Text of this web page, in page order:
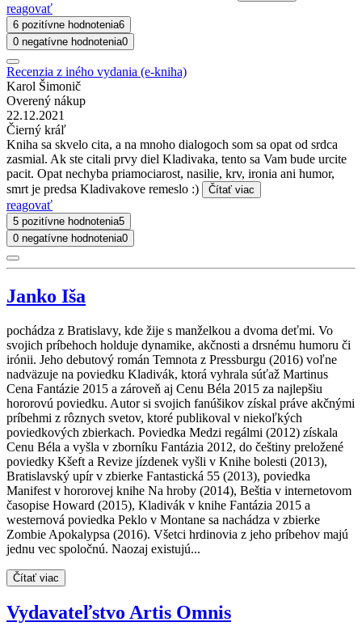
reagovať
6 pozitívne hodnotenia6
0 negatívne hodnotenia0
Recenzia z iného vydania (e-kniha)
Karol Šimonič
Overený nákup
22.12.2021
Čierný kráľ
Kniha sa skvelo cita, a na mnoho dialogoch som sa opat od srdca
zasmial. Ak ste citali prvy diel Kladivaka, tento sa Vam bude urcite
pacit. Opat nechyba priamociarost, nasilie, krv, ironia ani humor,
smrt je predsa Kladivakove remeslo :)
Čítať viac
reagovať
5 pozitívne hodnotenia5
0 negatívne hodnotenia0
Janko Iša
pochádza z Bratislavy, kde žije s manželkou a dvoma deťmi. Vo
svojich príbehoch holduje dynamike, akčnosti a drsnému humoru či
irónii. Jeho debutový román Temnota z Pressburgu (2016) voľne
nadväzuje na poviedku Kladivák, ktorá vyhrala súťaž Martinus
Cena Fantázie 2015 a zároveň aj Cenu Béla 2015 za najlepšiu
hororovú poviedku. Autor si svojich fanúšikov získal práve akčnými
príbehmi z rôznych svetov, ktoré publikoval v niekoľkých
poviedkových zbierkach. Poviedka Medzi regálmi (2012) získala
Cenu Béla a vyšla v zborníku Fantázia 2012, do češtiny preložené
poviedky Kšeft a Revize jízdenek vyšli v Knihe bolesti (2013),
Bratislavský upír v zbierke Fantastická 55 (2013), poviedka
Manifest v hororovej knihe Na hroby (2014), Beštia v internetovom
časopise Howard (2015), Kladivák v knihe Fantázia 2015 a
westernová poviedka Peklo v Montane sa nachádza v zbierke
Zombie Apokalypsa (2016). Všetci hrdinovia z jeho príbehov majú
jednu vec spoločnú. Naozaj existujú...
Čítať viac
Vydavateľstvo Artis Omnis